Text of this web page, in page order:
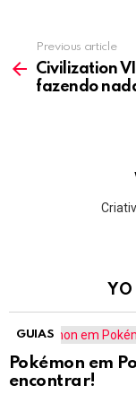
more
Previous article
Civilization
fazendo
GUIAS
Pokémon em
encontrar!